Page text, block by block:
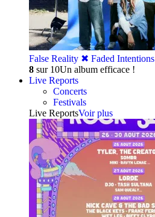
False Reality ✖︎ Faded Intentions
8 sur 10Un album efficace !
Live Reports
Concerts
Festivals
Live ReportsVoir plus